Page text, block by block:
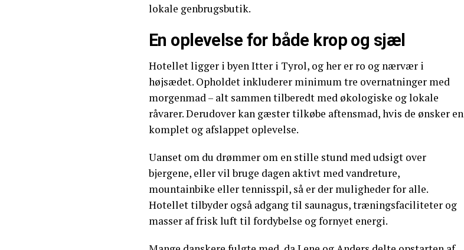
lokale genbrugsbutik.
En oplevelse for både krop og sjæl
Hotellet ligger i byen Itter i Tyrol, og her er ro og nærvær i
højsædet. Opholdet inkluderer minimum tre overnatninger med
morgenmad – alt sammen tilberedt med økologiske og lokale
råvarer. Derudover kan gæster tilkøbe aftensmad, hvis de ønsker en
komplet og afslappet oplevelse.
Uanset om du drømmer om en stille stund med udsigt over
bjergene, eller vil bruge dagen aktivt med vandreture,
mountainbike eller tennisspil, så er der muligheder for alle.
Hotellet tilbyder også adgang til saunagus, træningsfaciliteter og
masser af frisk luft til fordybelse og fornyet energi.